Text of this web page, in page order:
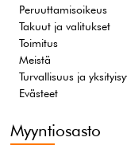
Peruuttamisoikeus
Takuut ja valitukset
Toimitus
Meistä
Turvallisuus ja
Evästeet
Myyntiosasto